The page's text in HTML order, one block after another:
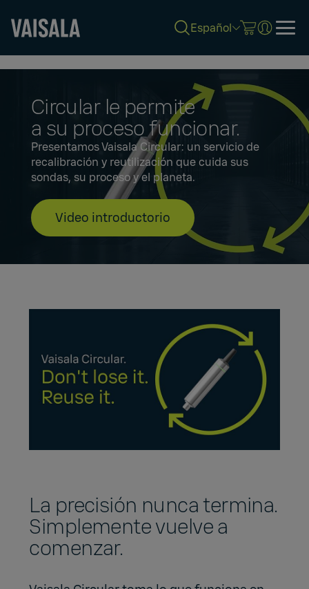
content
Español
Circular le permite
a su proceso funcionar.
Presentamos Vaisala Circular: un servicio de
recalibración y reutilización que cuida sus
sondas, su proceso y el planeta.
Video introductorio
La precisión nunca termina.
Simplemente vuelve a
comenzar.